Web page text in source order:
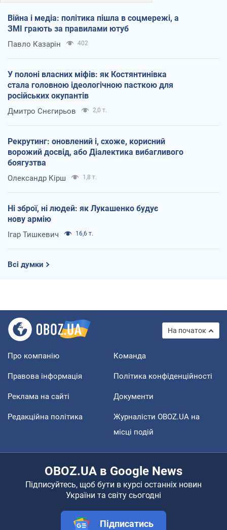
Війна і медіа: політика пішла в соцмережі, а
ЗМІ грають за правилами ютуб
Павло Казарін 402
У полоні власних міфів: як Костянтинівка
стала головною ідеологічною пасткою для
російських окупантів
Дмитро Снєгирьов 2,0 т.
Рекрутинг: оновлений і, схоже, корисний
ворожий досвід, або Діалектика вибагливого
боягузтва
Олександр Кірш 1,8 т.
Ні зброї, ні людей: як Лукашенко будує
нову армію
Ігар Тишкевич 16,6 т.
Всі думки
На початок
Про компанію Команда
Правова інформація Політика конфіденційності
Реклама на сайті Документи
Редакційна політика
Журналісти OBOZ.UA на
місці подій
OBOZ.UA в Google News
Підписуйтесь, щоб бути в курсі останніх новин
України та світу сьогодні
Підписатись